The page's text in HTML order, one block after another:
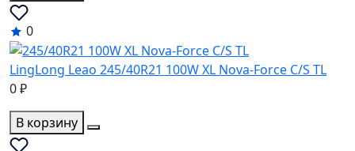
0
LingLong Leao 245/40R21 100W XL Nova-Force C/S TL
0 ₽
В корзину